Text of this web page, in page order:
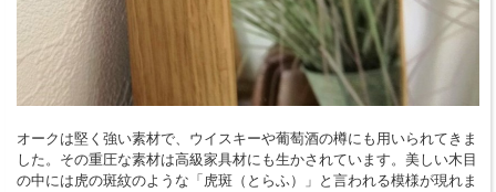
オークは堅く強い素材で、ウイスキーや葡萄酒の樽にも用いられてきま
した。その重圧な素材は高級家具材にも生かされています。美しい木目
の中には虎の斑紋のような「虎斑（とらふ）」と言われる模様が現れま